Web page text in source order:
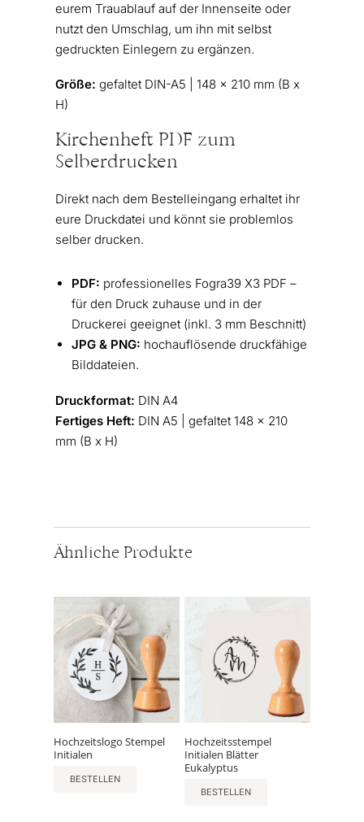
eurem Trauablauf auf der Innenseite oder
nutzt den Umschlag, um ihn mit selbst
gedruckten Einlegern zu ergänzen.
Größe: gefaltet DIN-A5 | 148 x 210 mm (B x
H)
Kirchenheft PDF zum
Selberdrucken
Direkt nach dem Bestelleingang erhaltet ihr
eure Druckdatei und könnt sie problemlos
selber drucken.
PDF: professionelles Fogra39 X3 PDF –
für den Druck zuhause und in der
Druckerei geeignet (inkl. 3 mm Beschnitt)
JPG & PNG: hochauflösende druckfähige
Bilddateien.
Druckformat: DIN A4
Fertiges Heft: DIN A5 | gefaltet 148 x 210
mm (B x H)
Ähnliche Produkte
Hochzeitslogo Stempel
Initialen
BESTELLEN
Hochzeitsstempel
Initialen Blätter
Eukalyptus
BESTELLEN